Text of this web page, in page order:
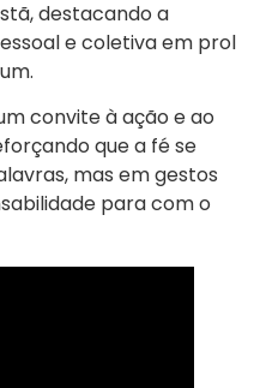
destacando a
e coletiva em prol
convite à ação e ao
que a fé se
mas em gestos
para com o